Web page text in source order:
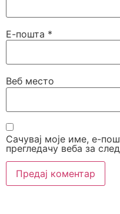
Е-пошта *
Веб место
Сачувај моје име, е-
прегледачу веба за